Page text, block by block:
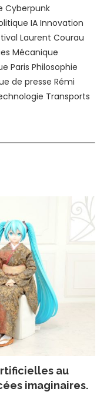
Cyberpunk
IA Innovation
Laurent Courau
Mécanique
Paris Philosophie
de presse Rémi
Transports
au
imaginaires.